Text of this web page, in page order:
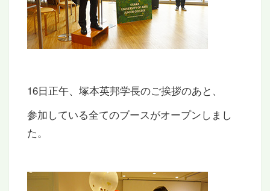
16日正午、塚本英邦学長のご挨拶のあと、
参加している全てのブースがオープンしまし
た。